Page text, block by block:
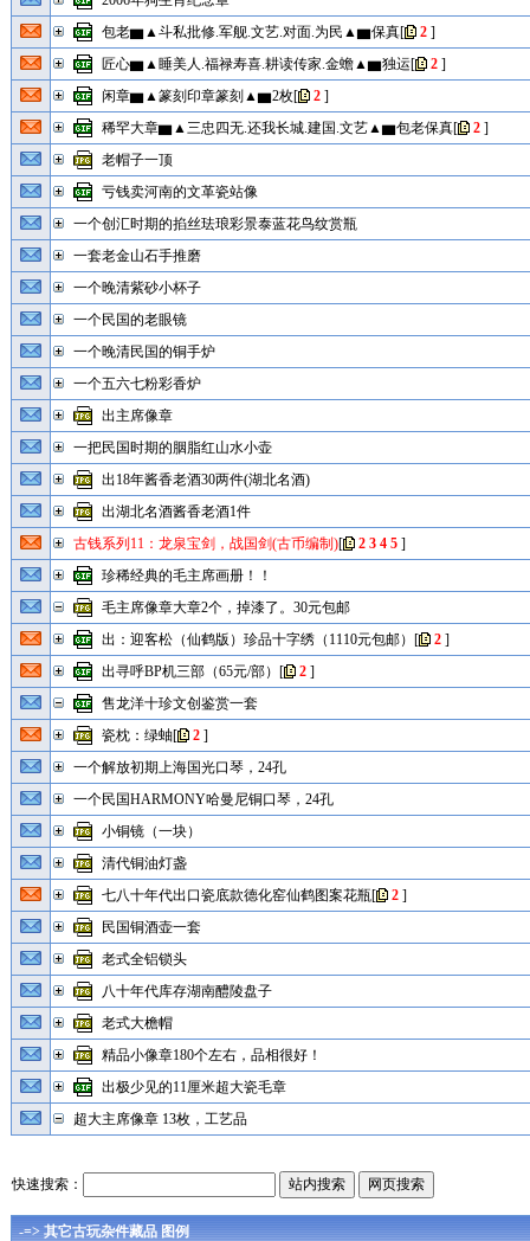
包老▆▲斗私批修.军舰.文艺.对面.为民▲▆保真[ 2]
匠心▆▲睡美人.福禄寿喜.耕读传家.金蟾▲▆独运[ 2]
闲章▆▲篆刻印章篆刻▲▆2枚[ 2]
稀罕大章▆▲三忠四无.还我长城.建国.文艺▲▆包老保真[ 2]
老帽子一顶
亏钱卖河南的文革瓷站像
一个创汇时期的掐丝珐琅彩景泰蓝花鸟纹赏瓶
一套老金山石手推磨
一个晚清紫砂小杯子
一个民国的老眼镜
一个晚清民国的铜手炉
一个五六七粉彩香炉
出主席像章
一把民国时期的胭脂红山水小壶
出18年酱香老酒30两件(湖北名酒)
出湖北名酒酱香老酒1件
古钱系列11：龙泉宝剑，战国剑(古币编制)[ 2 3 4 5]
珍稀经典的毛主席画册！！
毛主席像章大章2个，掉漆了。30元包邮
出：迎客松（仙鹤版）珍品十字绣（1110元包邮） [ 2]
出寻呼BP机三部（65元/部） [ 2]
售龙洋十珍文创鉴赏一套
瓷枕：绿蚰[ 2]
一个解放初期上海国光口琴，24孔
一个民国HARMONY哈曼尼铜口琴，24孔
小铜镜（一块）
清代铜油灯盏
七八十年代出口瓷底款德化窑仙鹤图案花瓶[ 2]
民国铜酒壶一套
老式全铝锁头
八十年代库存湖南醴陵盘子
老式大檐帽
精品小像章180个左右，品相很好！
出极少见的11厘米超大瓷毛章
超大主席像章 13枚，工艺品
快速搜索：
-=> 其它古玩杂件藏品 图例